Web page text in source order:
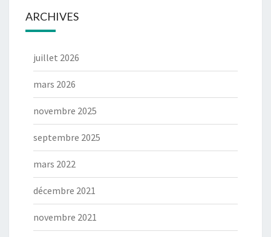
ARCHIVES
juillet 2026
mars 2026
novembre 2025
septembre 2025
mars 2022
décembre 2021
novembre 2021